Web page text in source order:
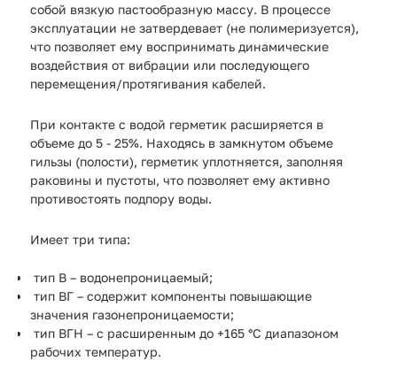
собой вязкую пастообразную массу. В процессе
эксплуатации не затвердевает (не полимеризуется),
что позволяет ему воспринимать динамические
воздействия от вибрации или последующего
перемещения/протягивания кабелей.
При контакте с водой герметик расширяется в
объеме до 5 - 25%. Находясь в замкнутом объеме
гильзы (полости), герметик уплотняется, заполняя
раковины и пустоты, что позволяет ему активно
противостоять подпору воды.
Имеет три типа:
тип В – водонепроницаемый;
тип ВГ – содержит компоненты повышающие
значения газонепроницаемости;
тип ВГН – с расширенным до +165 °С диапазоном
рабочих температур.